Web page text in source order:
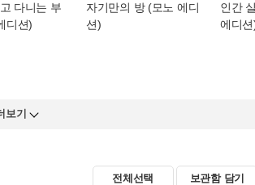
다니는 부
디션)
자기만의 방 (모노 에디
션)
인간
에디션
보기
전체선택 보관함 담기